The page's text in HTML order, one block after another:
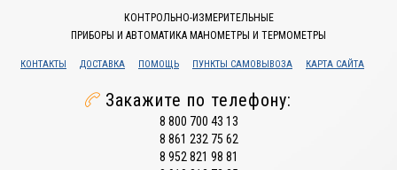
КОНТРОЛЬНО-ИЗМЕРИТЕЛЬНЫЕ
ПРИБОРЫ И АВТОМАТИКА МАНОМЕТРЫ И ТЕРМОМЕТРЫ
КОНТАКТЫ ДОСТАВКА ПОМОЩЬ ПУНКТЫ САМОВЫВОЗА КАРТА САЙТА
Закажите по телефону:
8 800 700 43 13
8 861 232 75 62
8 952 821 98 81